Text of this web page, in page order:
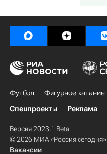
Футбол Фигурное катание
Спецпроекты
Реклама
Версия 2023.1 Beta
© 2026 МИА «Россия сегодня»
Вакансии